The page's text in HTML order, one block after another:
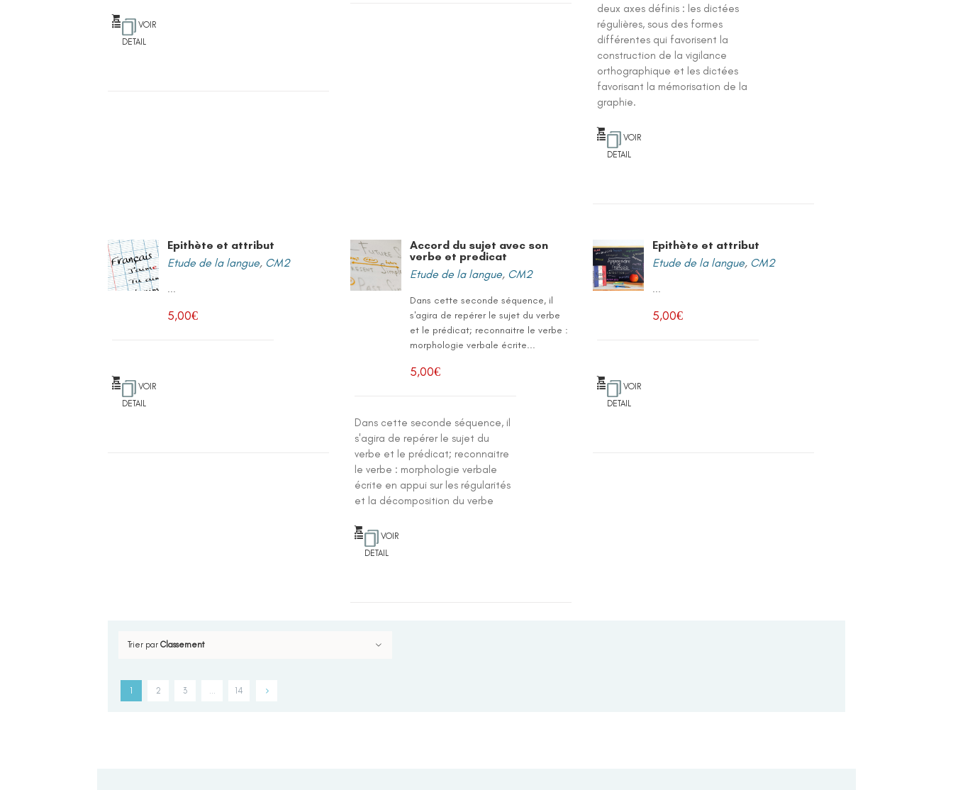
VOIR
DETAIL
deux axes définis : les dictées
régulières, sous des formes
différentes qui favorisent la
construction de la vigilance
orthographique et les dictées
favorisant la mémorisation de la
graphie.
VOIR
DETAIL
Epithète et attribut
Etude de la langue, CM2
...
5,00€
VOIR
DETAIL
Accord du sujet avec son
verbe et predicat
Etude de la langue, CM2
Dans cette seconde séquence, il
s'agira de repérer le sujet du verbe
et le prédicat; reconnaitre le verbe :
morphologie verbale écrite...
5,00€
Dans cette seconde séquence, il
s'agira de repérer le sujet du
verbe et le prédicat; reconnaitre
le verbe : morphologie verbale
écrite en appui sur les régularités
et la décomposition du verbe
VOIR
DETAIL
Epithète et attribut
Etude de la langue, CM2
...
5,00€
VOIR
DETAIL
Trier par Classement
1 2 3 … 14